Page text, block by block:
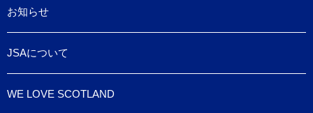
お知らせ
JSAについて
WE LOVE SCOTLAND